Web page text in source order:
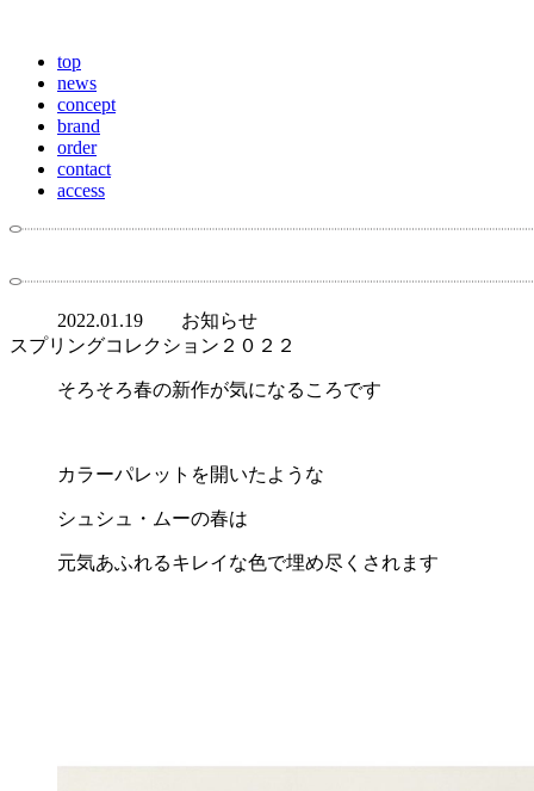
top
news
concept
brand
order
contact
access
2022.01.19 お知らせ
スプリングコレクション２０２２
そろそろ春の新作が気になるころです
カラーパレットを開いたような
シュシュ・ムーの春は
元気あふれるキレイな色で埋め尽くされます